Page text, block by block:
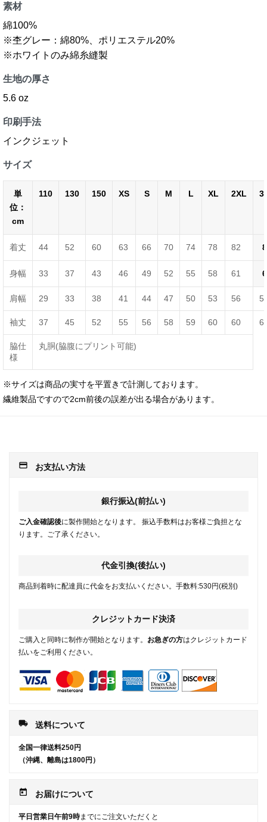
素材
綿100%
※杢グレー：綿80%、ポリエステル20%
※ホワイトのみ綿糸縫製
生地の厚さ
5.6 oz
印刷手法
インクジェット
サイズ
単
位：
cm
110 130 150 XS S M L XL 2XL
着丈 44 52 60 63 66 70 74 78 82
身幅 33 37 43 46 49 52 55 58 61
肩幅 29 33 38 41 44 47 50 53 56
袖丈 37 45 52 55 56 58 59 60 60
脇仕
様
丸胴(脇腹にプリント可能)
※サイズは商品の実寸を平置きで計測しております。
繊維製品ですので2cm前後の誤差が出る場合があります。
payment お支払い方法
銀行振込(前払い)
ご入金確認後に製作開始となります。 振込手数料はお客様ご負担とな
ります。ご了承ください。
代金引換(後払い)
商品到着時に配達員に代金をお支払いください。手数料:530円(税別)
クレジットカード決済
ご購入と同時に制作が開始となります。 お急ぎの方はクレジットカード
払いをご利用ください。
local_shipping 送料について
全国一律送料250円
（沖縄、離島は1800円）
today お届けについて
平日営業日午前9時までにご注文いただくと